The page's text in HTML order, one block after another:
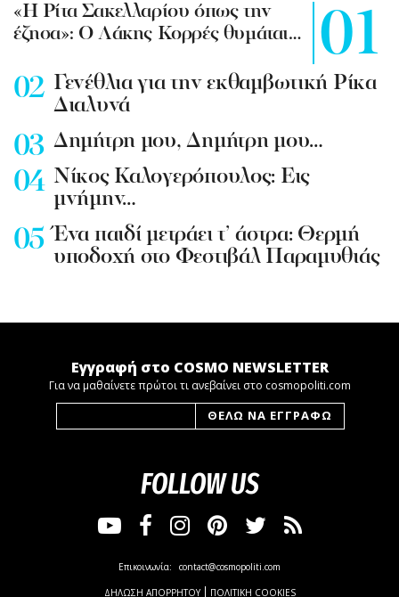
«Η Ρίτα Σακελλαρίου όπως την
έζησα»: Ο Λάκης Κορρές θυμάται…
Γενέθλια για την εκθαμβωτική Ρίκα
Διαλυνά
Δημήτρη μου, Δημήτρη μου…
Νίκος Καλογερόπουλος: Εις
μνήμην…
Ένα παιδί μετράει τ’ άστρα: Θερμή
υποδοχή στο Φεστιβάλ Παραμυθιάς
Εγγραφή στο COSMO NEWSLETTER
Για να μαθαίνετε πρώτοι τι ανεβαίνει στο cosmopoliti.com
FOLLOW US
Επικοινωνία: contact@cosmopoliti.com
ΔΗΛΩΣΗ ΑΠΟΡΡΗΤΟΥ ΠΟΛΙΤΙΚΗ COOKIES